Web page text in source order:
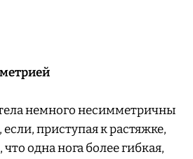
немного несимметричны
приступая к растяжке,
одна нога более гибкая,